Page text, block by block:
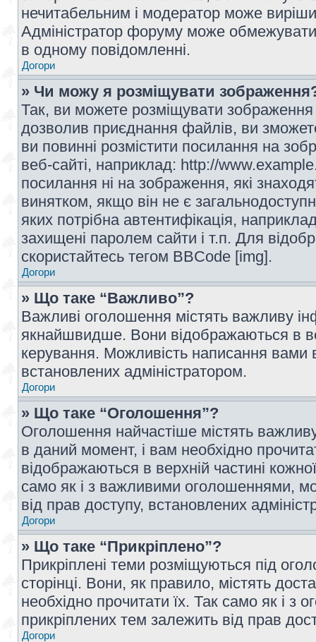
нечитабельним і модератор може
Адміністратор форуму може обмежувати
в одному повідомленні.
Догори
» Чи можу я розміщувати
Так, ви можете розміщувати
дозволив приєднання файлів, ви
ви повинні розмістити посилання на
веб-сайті, наприклад: http://
посилання ні на зображення, які
винятком, якщо він не є
яких потрібна автентифікація,
захищені паролем сайти і т.п. Для
скористайтесь тегом BBCode [img].
Догори
» Що таке “Важливо”?
Важливі оголошення містять важливу
якнайшвидше. Вони відображаються в
керування. Можливість написання
встановлених адміністратором.
Догори
» Що таке “Оголошення”?
Оголошення найчастіше містять
в даний момент, і вам необхідно
відображаються в верхній частині
само як і з важливими оголошеннями,
від прав доступу, встановлених
Догори
» Що таке “Прикріплено”?
Прикріплені теми розміщуються під
сторінці. Вони, як правило, містять
необхідно прочитати їх. Так само як і
прикріплених тем залежить від прав
Догори